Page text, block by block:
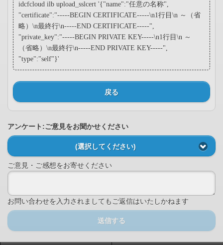
idcfcloud ilb upload_sslcert '{"name":"任意の名称",
"certificate":"-----BEGIN CERTIFICATE-----\n1行目\n ～（省
略）\n最終行\n-----END CERTIFICATE-----",
"private_key":"-----BEGIN PRIVATE KEY-----\n1行目\n ～
（省略）\n最終行\n-----END PRIVATE KEY-----",
"type":"self"}'
戻る
アンケート:ご意見をお聞かせください
(選択してください)
ご意見・ご感想をお寄せください
お問い合わせを入力されましてもご返信はいたしかねます
送信する